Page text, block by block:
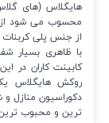
محسوب می شود
با ظاهری بسیار
دکوراسیون منازل
ترین و محبوب